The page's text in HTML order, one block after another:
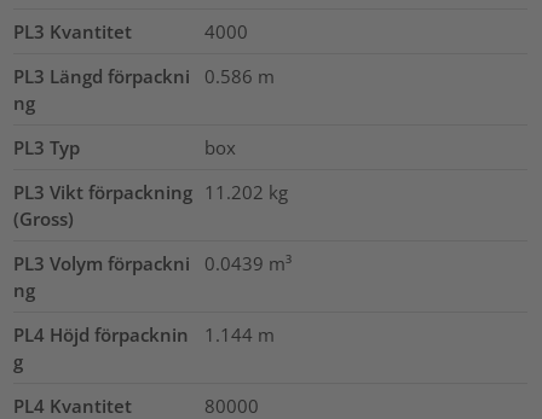
PL3 Kvantitet
4000
PL3 Längd förpackni
ng
0.586 m
PL3 Typ
box
PL3 Vikt förpackning
(Gross)
11.202 kg
PL3 Volym förpackni
ng
0.0439 m³
PL4 Höjd förpacknin
g
1.144 m
PL4 Kvantitet
80000